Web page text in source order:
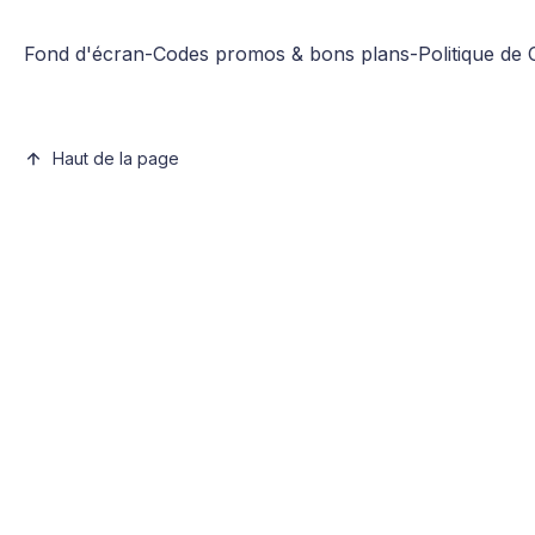
Fond d'écran-Codes promos & bons plans-Politique de
Haut de la page